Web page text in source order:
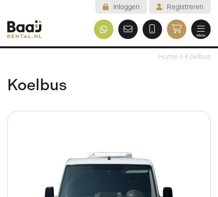
Mijn reservering
Inloggen Registreren
Menu
Home Koelbus
Koelbus